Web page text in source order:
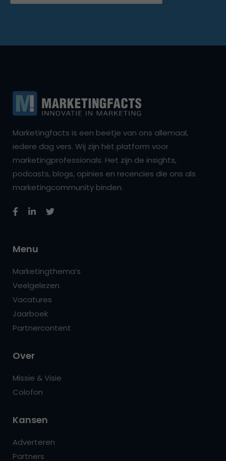
Marketingfacts is een beetje van ons allemaal,
iedere dag vers. Wij zijn hét platform voor
marketingprofessionals. Het zijn de insights,
podcasts, blogs, opinies en recencies die ons als
marketingcommunity binden.
Menu
Marketingthema’s
Veelgelezen
Vacatures
Jaarboek
Partnercontent
Over
Missie & Visie
Colofon
Kansen
Adverteren
Partners